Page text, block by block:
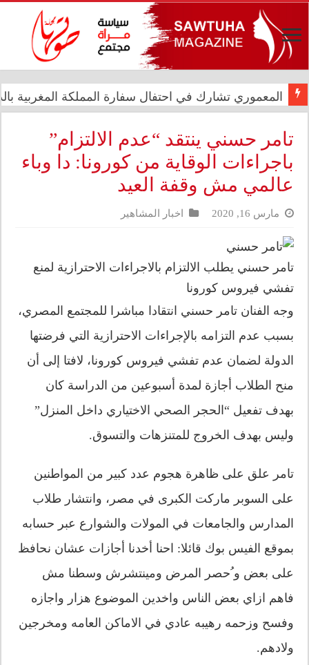
المعموري تشارك في احتفال سفارة المملكة المغربية بالذكرى الـ27
الدار العراقية للأزياء تعزز حضورها الدولي في مهرجان
تامر حسني ينتقد “عدم الالتزام”
باجراءات الوقاية من كورونا: دا وباء
عالمي مش وقفة العيد
مارس 16, 2020 اخبار المشاهير
تامر حسني يطلب الالتزام بالاجراءات الاحترازية لمنع
تفشي فيروس كورونا
وجه الفنان تامر حسني انتقادا مباشرا للمجتمع المصري،
بسبب عدم التزامه بالإجراءات الاحترازية التي فرضتها
الدولة لضمان عدم تفشي فيروس كورونا، لافتا إلى أن
منح الطلاب أجازة لمدة أسبوعين من الدراسة كان
بهدف تفعيل “الحجر الصحي الاختياري داخل المنزل”
وليس بهدف الخروج للمتنزهات والتسوق.
تامر علق على ظاهرة هجوم عدد كبير من المواطنين
على السوبر ماركت الكبرى في مصر، وانتشار طلاب
المدارس والجامعات في المولات والشوارع عبر حسابه
بموقع الفيس بوك قائلا: احنا أخدنا أجازات عشان نحافظ
على بعض و ُحصر المرض ومينتشرش وسطنا مش
فاهم ازاي بعض الناس واخدين الموضوع هزار واجازه
وفسح وزحمه رهيبه عادي في الاماكن العامه ومخرجين
ولادهم.